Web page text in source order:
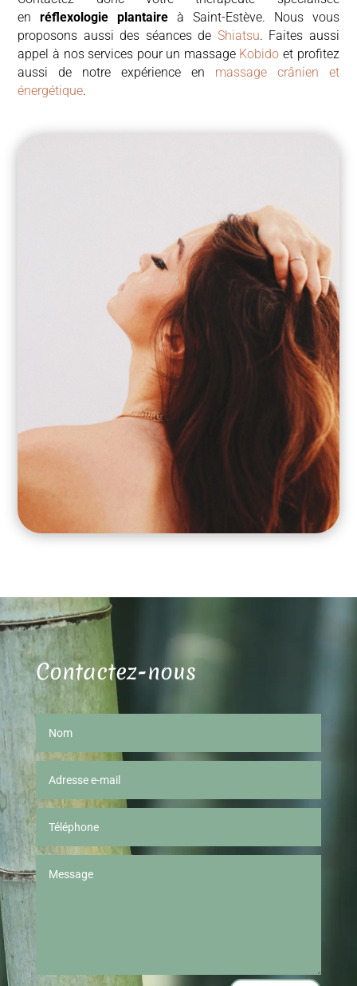
enréflexologie plantaire à Saint-Estève. Nous vous
proposons aussi des séances de Shiatsu. Faites aussi
appel à nos services pour un massage Kobido et profitez
aussi de notre expérience en massage crânien et
énergétique.
Contactez-nous